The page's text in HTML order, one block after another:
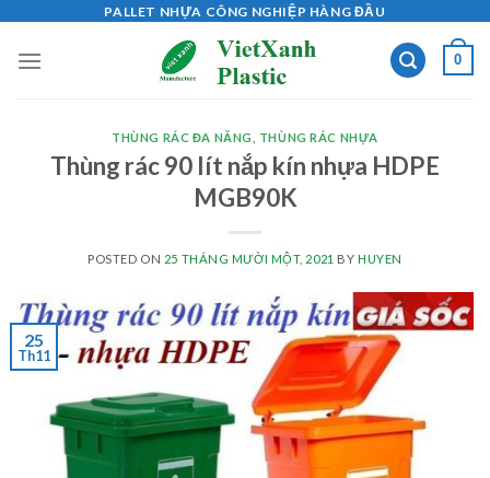
content
PALLET NHỰA CÔNG NGHIỆP HÀNG ĐẦU
0
THÙNG RÁC ĐA NĂNG THÙNG RÁC NHỰA
Thùng rác 90 lít nắp kín nhựa HDPE
MGB90K
POSTED ON 25 THÁNG MƯỜI MỘT, 2021 BY HUYEN
25
Th11